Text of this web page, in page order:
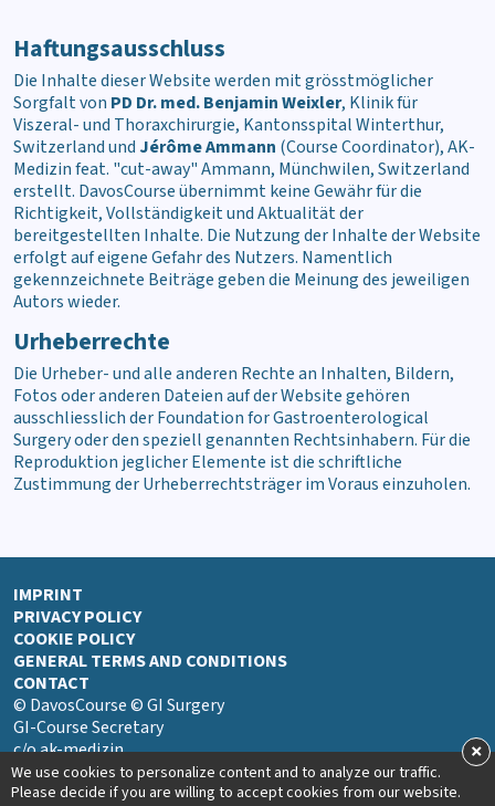
Haftungsausschluss
Die Inhalte dieser Website werden mit grösstmöglicher
Sorgfalt von PD Dr. med. Benjamin Weixler, Klinik für
Viszeral- und Thoraxchirurgie, Kantonsspital Winterthur,
Switzerland und Jérôme Ammann (Course Coordinator), AK-
Medizin feat. "cut-away" Ammann, Münchwilen, Switzerland
erstellt. DavosCourse übernimmt keine Gewähr für die
Richtigkeit, Vollständigkeit und Aktualität der
bereitgestellten Inhalte. Die Nutzung der Inhalte der Website
erfolgt auf eigene Gefahr des Nutzers. Namentlich
gekennzeichnete Beiträge geben die Meinung des jeweiligen
Autors wieder.
Urheberrechte
Die Urheber- und alle anderen Rechte an Inhalten, Bildern,
Fotos oder anderen Dateien auf der Website gehören
ausschliesslich der Foundation for Gastroenterological
Surgery oder den speziell genannten Rechtsinhabern. Für die
Reproduktion jeglicher Elemente ist die schriftliche
Zustimmung der Urheberrechtsträger im Voraus einzuholen.
IMPRINT
PRIVACY POLICY
COOKIE POLICY
GENERAL TERMS AND CONDITIONS
CONTACT
© DavosCourse © GI Surgery
GI-Course Secretary
c/o ak-medizin
Hübel 14
4333 Münchwilen, Switzerland
We use cookies to personalize content and to analyze our traffic.
Please decide if you are willing to accept cookies from our website.
×